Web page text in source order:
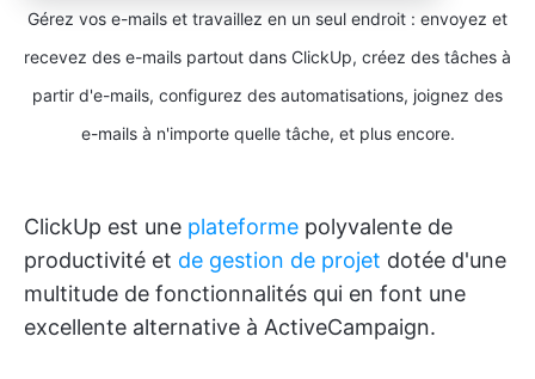
Gérez vos e-mails et travaillez en un seul endroit : envoyez et
recevez des e-mails partout dans ClickUp, créez des tâches à
partir d'e-mails, configurez des automatisations, joignez des
e-mails à n'importe quelle tâche, et plus encore.
ClickUp est une plateforme polyvalente de
productivité et de gestion de projet dotée d'une
multitude de fonctionnalités qui en font une
excellente alternative à ActiveCampaign.